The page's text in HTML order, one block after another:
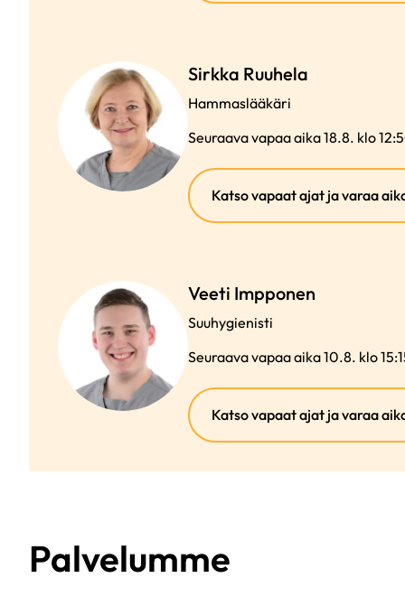
Sirkka Ruuhela
Hammaslääkäri
Seuraava vapaa aika 18.8. klo
Katso vapaat ajat ja varaa
Veeti Impponen
Suuhygienisti
Seuraava vapaa aika 10.8. klo
Katso vapaat ajat ja varaa
Palvelumme